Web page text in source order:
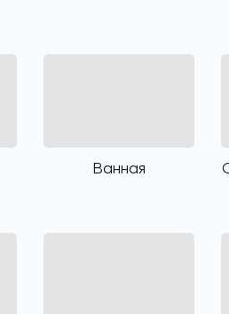
Ванная